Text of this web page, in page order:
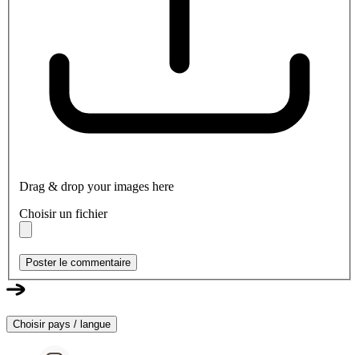
Drag & drop your images here
Choisir un fichier
Poster le commentaire
Choisir pays / langue